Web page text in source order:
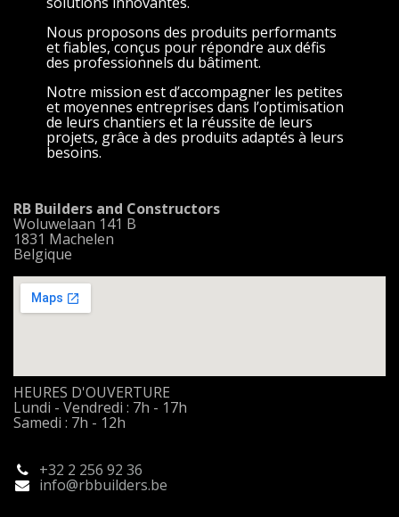
Nous proposons des produits performants
et fiables, conçus pour répondre aux défis
des professionnels du bâtiment.
Notre mission est d’accompagner les petites
et moyennes entreprises dans l’optimisation
de leurs chantiers et la réussite de leurs
projets, grâce à des produits adaptés à leurs
besoins.
RB Builders and Constructors
Woluwelaan 141 B
1831 Machelen
Belgique
HEURES D'OUVERTURE
Lundi - Vendredi : 7h - 17h
Samedi : 7h - 12h
+32 2 256 92 36
info@rbbuilders.be